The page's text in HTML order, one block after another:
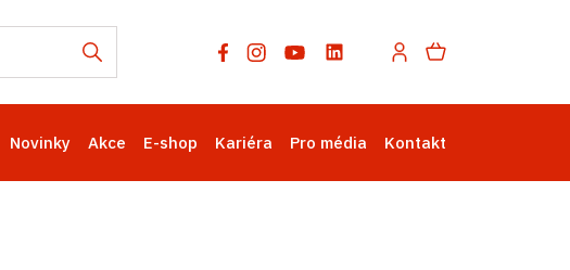
Novinky Akce E-shop Kariéra Pro média Kontakt